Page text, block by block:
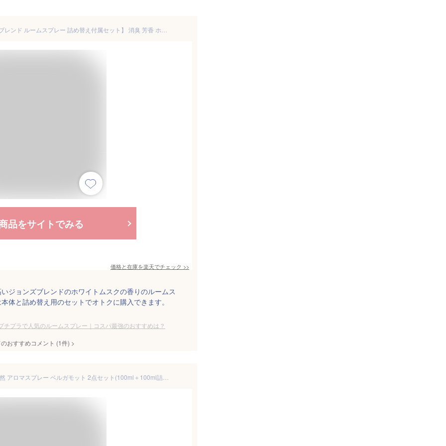
品をサイトでみる
価格と在庫を楽天でチェック >>
ジョンズブレンドのホワイトムスクの香りのルームス
体と詰め替え用のセットでオトクに購入できます。
チプラで人気のルームスプレー｜コスパ最強のおすすめは？
おすすめコメント (1件) >